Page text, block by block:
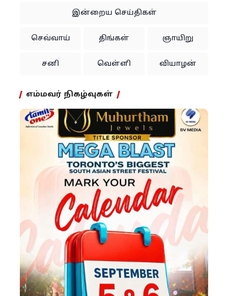
இன்றைய செய்திகள்
செவ்வாய் திங்கள் ஞாயிறு
சனி வெள்ளி வியாழன்
எம்மவர் நிகழ்வுகள்